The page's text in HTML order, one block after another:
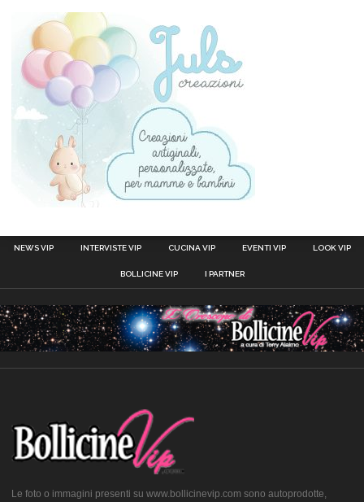
NEWS VIP INTERVISTE VIP CUCINA VIP EVENTI VIP LOOK VIP
BOLLICINE VIP I PARTNER
Le foto o immagini presenti su www.bollicinevip.com sono autoprodotte,